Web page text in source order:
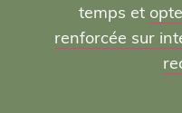
temps et
renforcée sur